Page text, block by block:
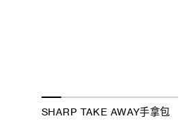
SHARP TAKE AWAY手拿包